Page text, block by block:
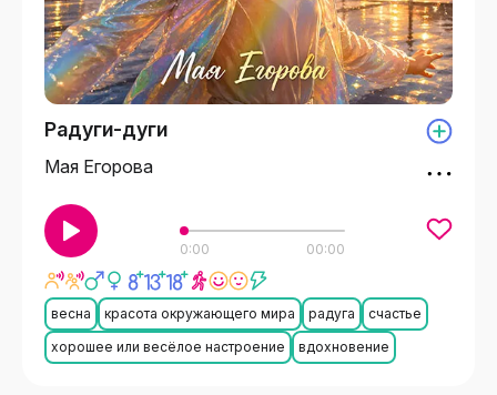
Радуги-дуги
Мая Егорова
0:00 00:00
весна красота окружающего мира радуга
счастье
хорошее или весёлое настроение
вдохновение